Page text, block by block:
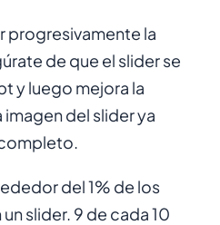
progresivamente la
de que el slider se
y luego mejora la
del slider ya
del 1% de los
slider. 9 de cada 10